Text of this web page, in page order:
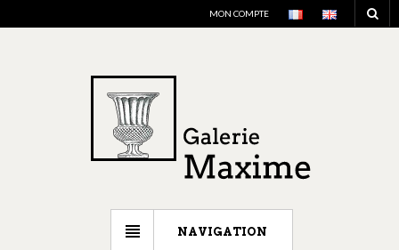
MON COMPTE
NAVIGATION